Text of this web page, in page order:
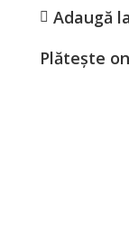
Adaugă
Plătește